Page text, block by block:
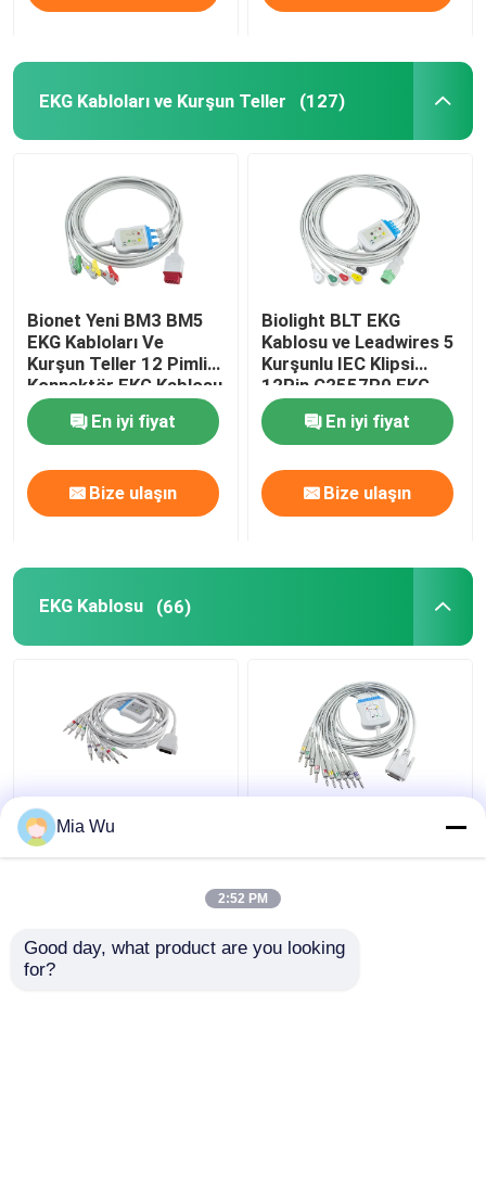
EKG Kabloları ve Kurşun Teller (127)
Bionet Yeni BM3 BM5
EKG Kabloları Ve
Kurşun Teller 12 Pimli
Konnektör EKG Kablosu
3 Kurşun IEC Kapma
Klipsi
En iyi fiyat
Bize ulaşın
Biolight BLT EKG
Kablosu ve Leadwires 5
Kurşunlu IEC Klipsi
12Pin C2557P0 EKG
Kablosu
En iyi fiyat
Bize ulaşın
EKG Kablosu (66)
GE Marqutte EKG
Kablosu ve Leadwires
9010K Kurşun Teller 15
Pin IEC Banana 4.0
Mia Wu
2:52 PM
Good day, what product are you looking
for?